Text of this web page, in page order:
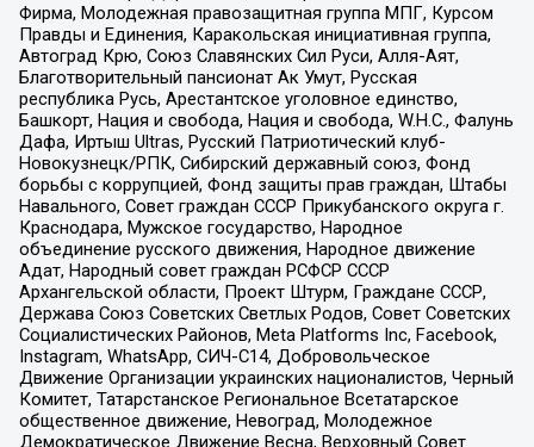
Фирма, Молодежная правозащитная группа МПГ, Курсом
Правды и Единения, Каракольская инициативная группа,
Автоград Крю, Союз Славянских Сил Руси, Алля-Аят,
Благотворительный пансионат Ак Умут, Русская
республика Русь, Арестантское уголовное единство,
Башкорт, Нация и свобода, Нация и свобода, W.H.С., Фалунь
Дафа, Иртыш Ultras, Русский Патриотический клуб-
Новокузнецк/РПК, Сибирский державный союз, Фонд
борьбы с коррупцией, Фонд защиты прав граждан, Штабы
Навального, Совет граждан СССР Прикубанского округа г.
Краснодара, Мужское государство, Народное
объединение русского движения, Народное движение
Адат, Народный совет граждан РСФСР СССР
Архангельской области, Проект Штурм, Граждане СССР,
Держава Союз Советских Светлых Родов, Совет Советских
Социалистических Районов, Meta Platforms Inc, Facebook,
Instagram, WhatsApp, СИЧ-С14, Добровольческое
Движение Организации украинских националистов, Черный
Комитет, Татарстанское Региональное Всетатарское
общественное движение, Невоград, Молодежное
Демократическое Движение Весна, Верховный Совет